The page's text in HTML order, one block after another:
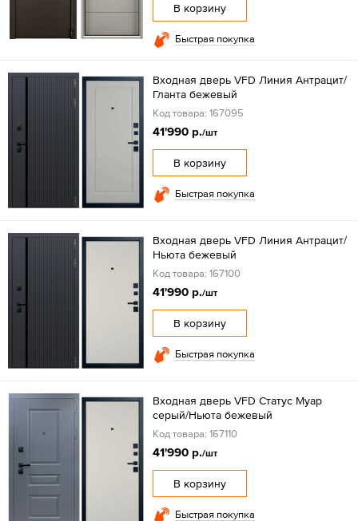
В корзину
Быстрая покупка
Входная дверь VFD Линия Антрацит/
Гланта бежевый
Код товара: 167095
41'990 р./шт
В корзину
Быстрая покупка
Входная дверь VFD Линия Антрацит/
Ньюта бежевый
Код товара: 167100
41'990 р./шт
В корзину
Быстрая покупка
Входная дверь VFD Статус Муар
серый/Ньюта бежевый
Код товара: 167110
41'990 р./шт
В корзину
Быстрая покупка